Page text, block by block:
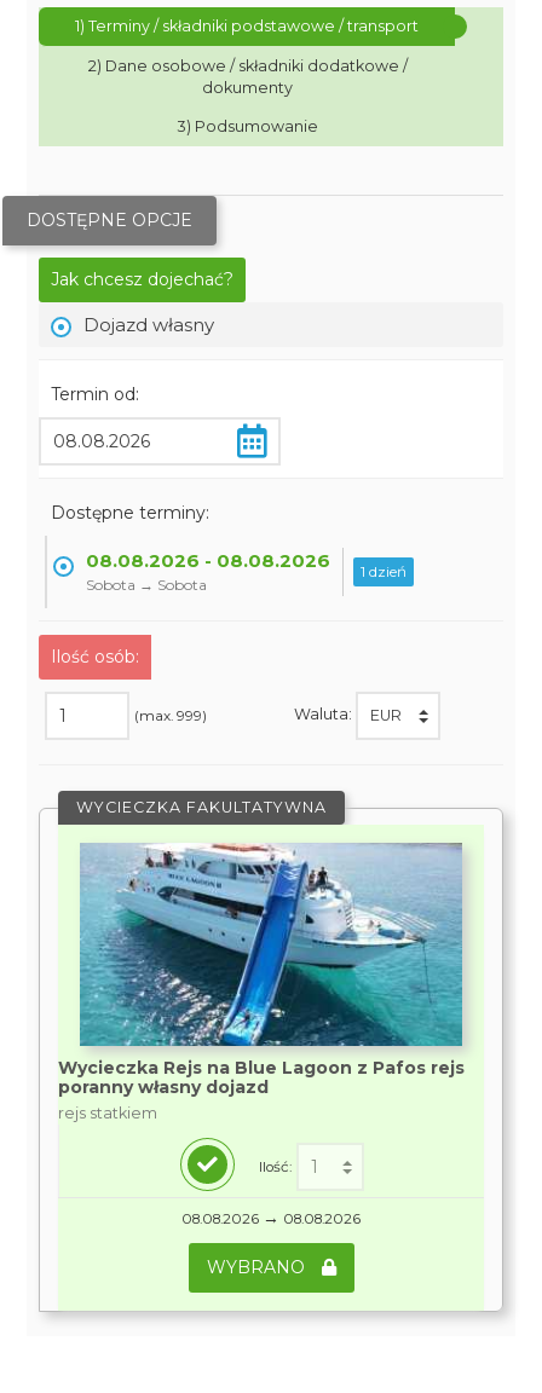
1) Terminy / składniki podstawowe / transport
2) Dane osobowe / składniki dodatkowe /
dokumenty
3) Podsumowanie
DOSTĘPNE OPCJE
Jak chcesz dojechać?
Dojazd własny
Termin od:
Dostępne terminy:
08.08.2026 - 08.08.2026
Sobota → Sobota
1 dzień
Ilość osób:
(max. 999) Waluta:
WYCIECZKA FAKULTATYWNA
Wycieczka Rejs na Blue Lagoon z Pafos rejs
poranny własny dojazd
rejs statkiem
Ilość:
08.08.2026 → 08.08.2026
WYBRANO